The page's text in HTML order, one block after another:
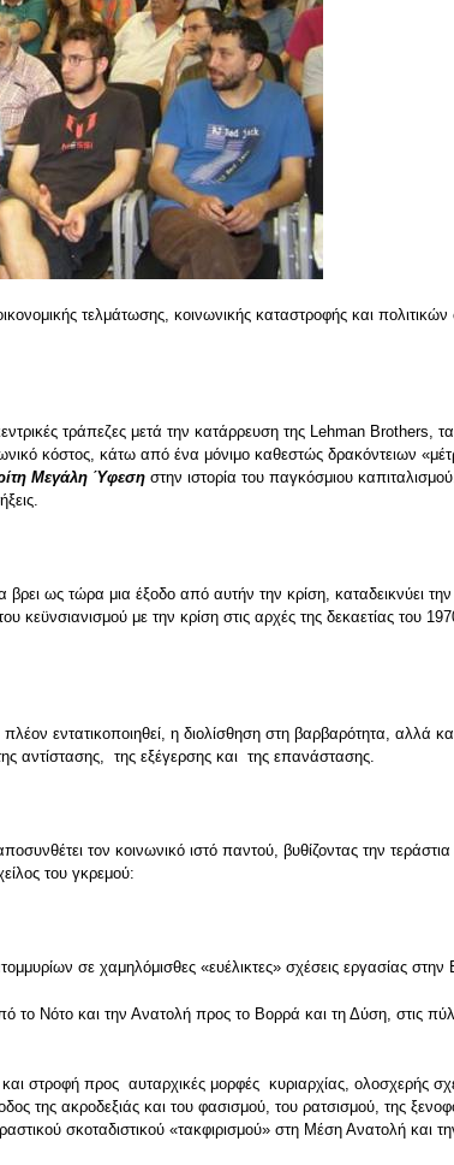
τελμάτωσης, κοινωνικής καταστροφής και
τράπεζες μετά την κατάρρευση της Lehman Brothers,
κόστος, κάτω από ένα μόνιμο καθεστώς δρακόντειων
Μεγάλη Ύφεση στην ιστορία του παγκόσμιου
βρει ως τώρα μια έξοδο από αυτήν την κρίση, καταδεικνύει
κεϋνσιανισμού με την κρίση στις αρχές της δεκαετίας του
πλέον εντατικοποιηθεί, η διολίσθηση στη βαρβαρότητα, αλλά
αντίστασης, της εξέγερσης και της επανάστασης.
τον κοινωνικό ιστό παντού, βυθίζοντας την
του γκρεμού:
σε χαμηλόμισθες «ευέλικτες» σχέσεις εργασίας στην
Νότο και την Ανατολή προς το Βορρά και τη Δύση, στις
στροφή προς αυταρχικές μορφές κυριαρχίας, ολοσχερής
της ακροδεξιάς και του φασισμού, του ρατσισμού, της
σκοταδιστικού «τακφιρισμού» στη Μέση Ανατολή και